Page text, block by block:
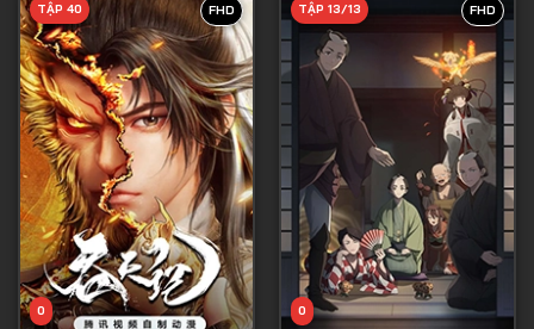
Tập 40
Tập 41
Tập 42
Tập 43
Tập 44
Tập 45
Tập 46
Tập 47
FHD
0
TẬP 40 FHD
0
TẬP 13/13